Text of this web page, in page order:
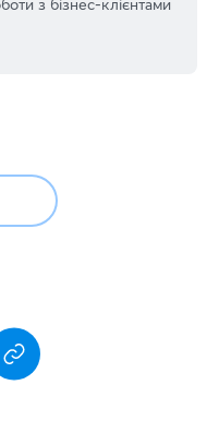
з бізнес-клієнтами